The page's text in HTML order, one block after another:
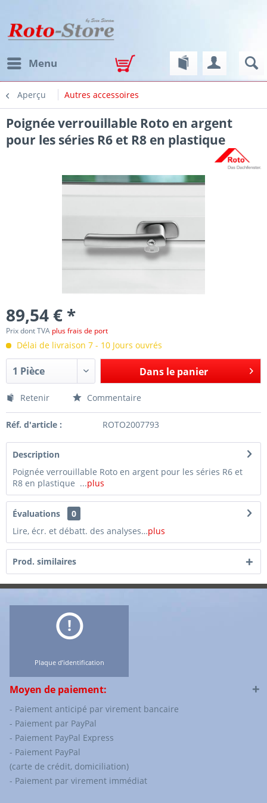
Menu
Aperçu Autres accessoires
Poignée verrouillable Roto en argent
pour les séries R6 et R8 en plastique
89,54 € *
Prix dont TVA plus frais de port
Délai de livraison 7 - 10 Jours ouvrés
Dans le panier
Retenir Commentaire
Réf. d'article : ROTO2007793
Description
Poignée verrouillable Roto en argent pour les séries R6 et
R8 en plastique ...plus
Évaluations
0
Lire, écr. et débatt. des analyses…plus
Prod. similaires
Plaque d’identification
Moyen de paiement:
- Paiement anticipé par virement bancaire
- Paiement par PayPal
- Paiement PayPal Express
- Paiement PayPal
(carte de crédit, domiciliation)
- Paiement par virement immédiat